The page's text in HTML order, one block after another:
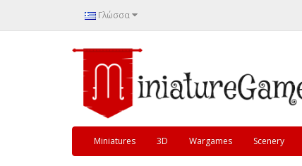
Γλώσσα
Miniatures 3D Wargames Scenery